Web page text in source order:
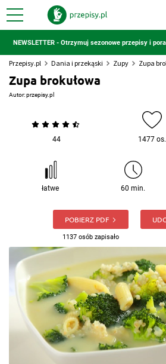
NEWSLETTER - Otrzymuj sezonowe przepisy i
Przepisy.pl Dania i przekąski Zupy Zupa
Zupa brokułowa
Autor:przepisy.pl
44 1477 os.
łatwe 60 min.
POBIERZ PDF
1137 osób zapisało